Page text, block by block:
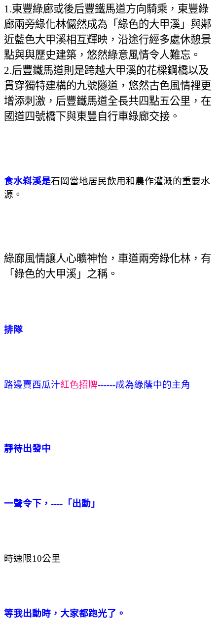
1.東豐綠廊或後后豐鐵馬道方向騎乘，東豐綠
廊兩旁綠化林儼然成為「綠色的大甲溪」與鄰
近藍色大甲溪相互輝映，沿途行經多處休憩景
點與與歷史建築，悠然綠意風情令人難忘。
2.后豐鐵馬道則是跨越大甲溪的花樑鋼橋以及
貫穿獨特建構的九號隧道，悠然古色風情裡更
增添刺激，后豐鐵馬道全長共四點五公里，在
國道四號橋下與東豐自行車綠廊交接。
食水嵙溪是石岡當地居民飲用和農作灌溉的重要水
源。
綠廊風情讓人心曠神怡，車道兩旁綠化林，有
「綠色的大甲溪」之稱。
排隊
路邊賣西瓜汁紅色招牌------成為綠蔭中的主角
靜待出發中
一聲令下，----「出動」
時速限10公里
等我出動時，大家都跑光了。